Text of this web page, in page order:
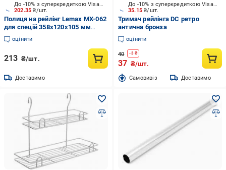
202.35₴/шт.
До -10% з суперкредиткою Visa Вигода
Полиця на рейлінг Lemax MX-062
для спецій 358х120х105 мм
хром
оцінити
213 ₴/шт.
Доставимо
35.15₴/шт.
До -10% з суперкредиткою Visa Вигода
Тримач рейлінга DC ретро
антична бронза
оцінити
40 -3₴
37 ₴/шт.
Cамовивіз Доставимо